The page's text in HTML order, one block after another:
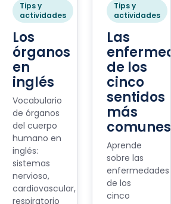
Tips y
actividades
Los
órganos
en
inglés
Vocabulario
de órganos
del cuerpo
humano en
inglés:
sistemas
nervioso,
cardiovascular,
respiratorio
Tips y
actividades
Las
de los
cinco
sentidos
más
comunes
Aprende
sobre las
enfermedades
de los
cinco